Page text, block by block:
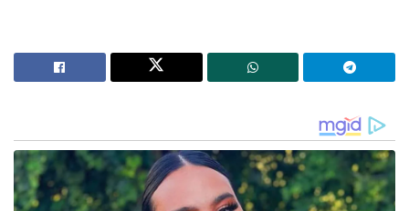
സന്ദര്‍ശിച്ച ബധൗരിയ വിവിധ വിഷയത്തില്‍
സൈനിക പ്രതിനിധികളുമായി ചര്‍ച്ചകളും നടത്തി.
അന്ന് ഫ്രാൻസ് സാങ്കേതികവിദ്യ നിഷേധിച്ചു, ഇന്ന്
ലോകത്തെ വിറപ്പിക്കുന്ന ‘വിരൂപാക്ഷ’ റഡാറുമായി
ഡിആർഡിഒ;നെഞ്ചിടിപ്പ് കൂട്ടുന്ന തദ്ദേശീയ വിപ്ലവം